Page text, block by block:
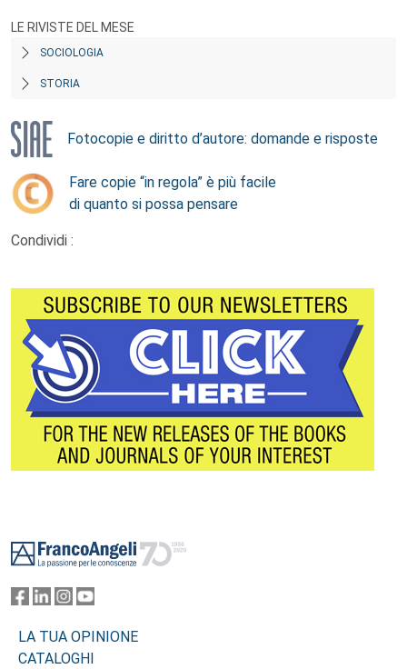
LE RIVISTE DEL MESE
SOCIOLOGIA
STORIA
Fotocopie e diritto d’autore: domande e risposte
Fare copie “in regola” è più facile
di quanto si possa pensare
Condividi :
LA TUA OPINIONE
CATALOGHI